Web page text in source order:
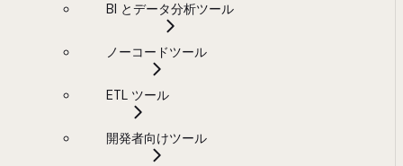
BI とデータ分析ツール
ノーコードツール
ETL ツール
開発者向けツール